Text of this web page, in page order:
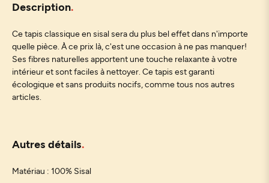
Description
Ce tapis classique en sisal sera du plus bel effet dans n'importe
quelle pièce. À ce prix là, c'est une occasion à ne pas manquer!
Ses fibres naturelles apportent une touche relaxante à votre
intérieur et sont faciles à nettoyer. Ce tapis est garanti
écologique et sans produits nocifs, comme tous nos autres
articles.
Autres détails
Matériau : 100% Sisal